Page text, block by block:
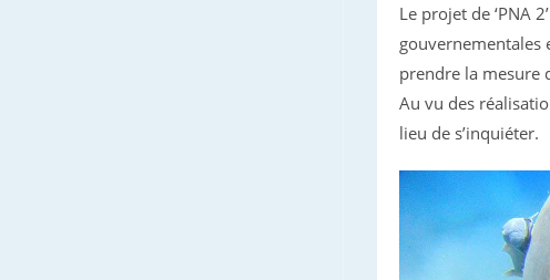
Le projet de ‘PNA
gouvernementales
prendre la mesure
Au vu des
lieu de s’inquiéter.